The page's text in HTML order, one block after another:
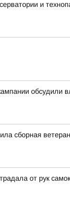
и
обсудили
сборная
от рук